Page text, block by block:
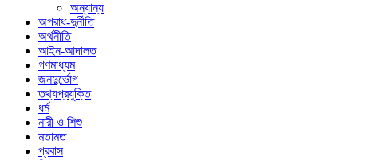
অন্যান্য
অপরাধ-দুর্নীতি
অর্থনীতি
আইন-আদালত
গণমাধ্যম
জনদুর্ভোগ
তথ্যপ্রযুক্তি
ধর্ম
নারী ও শিশু
মতামত
প্রবাস